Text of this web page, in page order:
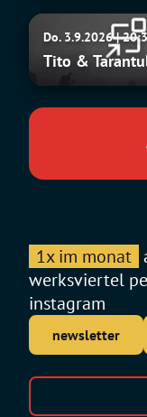
Tito
Tarantula
Do. 3.9.2026 |
Tito &
1x im monat
werksviertel
instagram
newsletter